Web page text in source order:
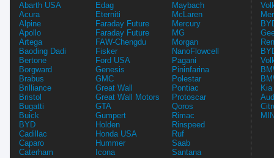
Abarth USA
Acura
Alpine
Apollo
Artega
Baoding Dadi
Bertone
Borgward
Brabus
Brilliance
Bristol
Bugatti
Buick
BYD
Cadillac
Caparo
Caterham
Edag
Eterniti
Faraday Future
Faraday Future
FAW-Chengdu
Fisker
Ford USA
Genesis
GMC
Great Wall
Great Wall Motors
GTA
Gumpert
Holden
Honda USA
Hummer
Icona
Maybach
McLaren
Mercury
MG
Morgan
NanoFlowcell
Pagani
Pininfarina
Polestar
Pontiac
Protoscar
Qoros
Rimac
Rinspeed
Ruf
Saab
Santana